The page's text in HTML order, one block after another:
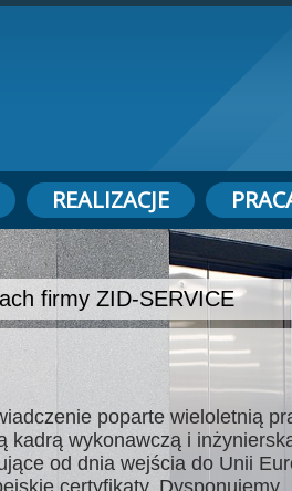
REALIZACJE
firmy ZID-SERVICE
poparte wieloletnią
kadrą wykonawczą i
od dnia wejścia do Unii